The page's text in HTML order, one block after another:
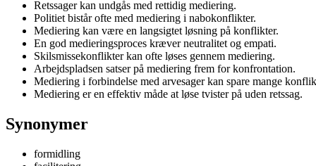
Retssager kan undgås med rettidig mediering.
Politiet bistår ofte med mediering i nabokonflikter.
Mediering kan være en langsigtet løsning på konflikter.
En god medieringsproces kræver neutralitet og empati.
Skilsmissekonflikter kan ofte løses gennem mediering.
Arbejdspladsen satser på mediering frem for konfrontation.
Mediering i forbindelse med arvesager kan spare mange
Mediering er en effektiv måde at løse tvister på uden retssag.
Synonymer
formidling